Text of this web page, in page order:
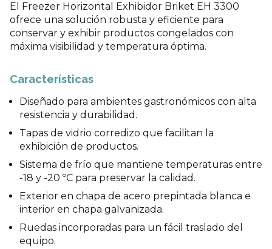
El Freezer Horizontal Exhibidor Briket EH 3300
ofrece una solución robusta y eficiente para
conservar y exhibir productos congelados con
máxima visibilidad y temperatura óptima.
Características
Diseñado para ambientes gastronómicos con alta
resistencia y durabilidad.
Tapas de vidrio corredizo que facilitan la
exhibición de productos.
Sistema de frío que mantiene temperaturas entre
-18 y -20 ºC para preservar la calidad.
Exterior en chapa de acero prepintada blanca e
interior en chapa galvanizada.
Ruedas incorporadas para un fácil traslado del
equipo.